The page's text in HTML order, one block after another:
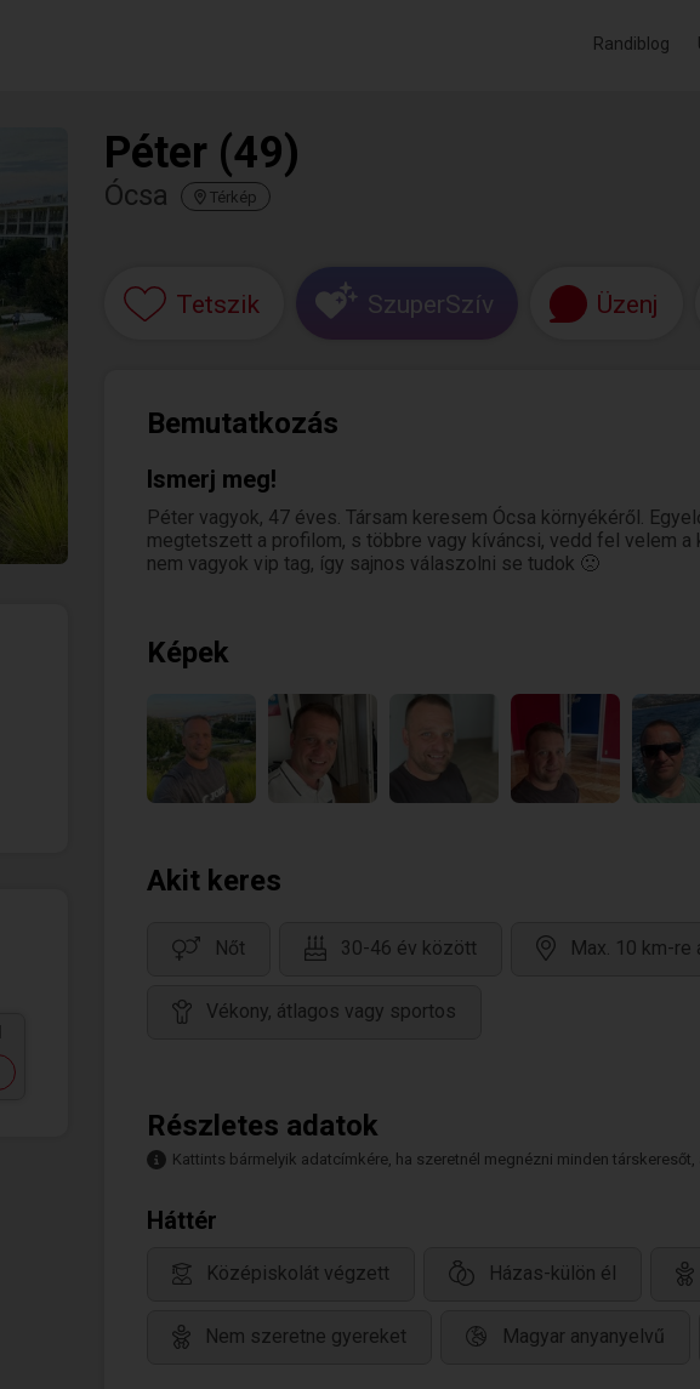
Randiblog
Péter (49)
Ócsa Térkép
Tetszik SzuperSzív Üzenj
Bemutatkozás
Ismerj meg!
Péter vagyok, 47 éves. Társam keresem Ócsa környékéről.
megtetszett a profilom, s többre vagy kíváncsi, vedd fel velem
nem vagyok vip tag, így sajnos válaszolni se tudok 🙁
Képek
Akit keres
Nőt 30-46 év között Max. 10 km-re
Vékony, átlagos vagy sportos
Részletes adatok
Kattints bármelyik adatcímkére, ha szeretnél megnézni minden
Háttér
Középiskolát végzett Házas-külön él
Nem szeretne gyereket Magyar anyanyelvű